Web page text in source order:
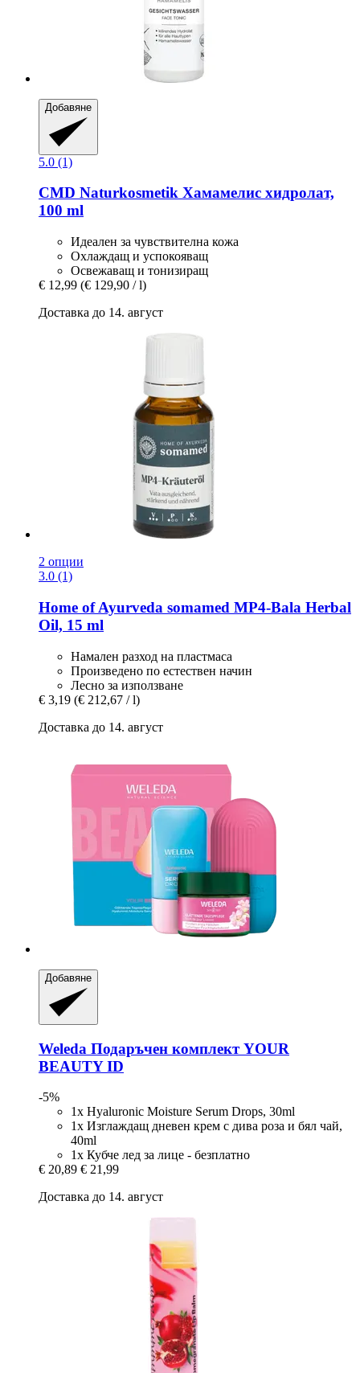
Добавяне
5.0 (1)
CMD Naturkosmetik Хамамелис хидролат,
100 ml
Идеален за чувствителна кожа
Охлаждащ и успокояващ
Освежаващ и тонизиращ
€ 12,99 (€ 129,90 / l)
Доставка до 14. август
2 опции
3.0 (1)
Home of Ayurveda somamed MP4-​Bala Herbal
Oil, 15 ml
Намален разход на пластмаса
Произведено по естествен начин
Лесно за използване
€ 3,19 (€ 212,67 / l)
Доставка до 14. август
Добавяне
Weleda Подаръчен комплект YOUR
BEAUTY ID
-5%
1x Hyaluronic Moisture Serum Drops, 30ml
1x Изглаждащ дневен крем с дива роза и бял чай,
40ml
1x Кубче лед за лице - безплатно
€ 20,89 € 21,99
Доставка до 14. август